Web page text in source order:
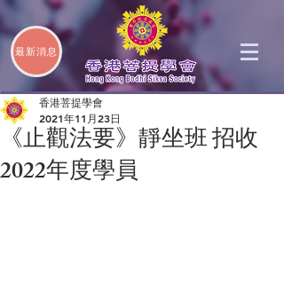
最新消息
《止觀法要》靜坐班 招收
2022年度學員
香港菩提學會
2021年11月23日